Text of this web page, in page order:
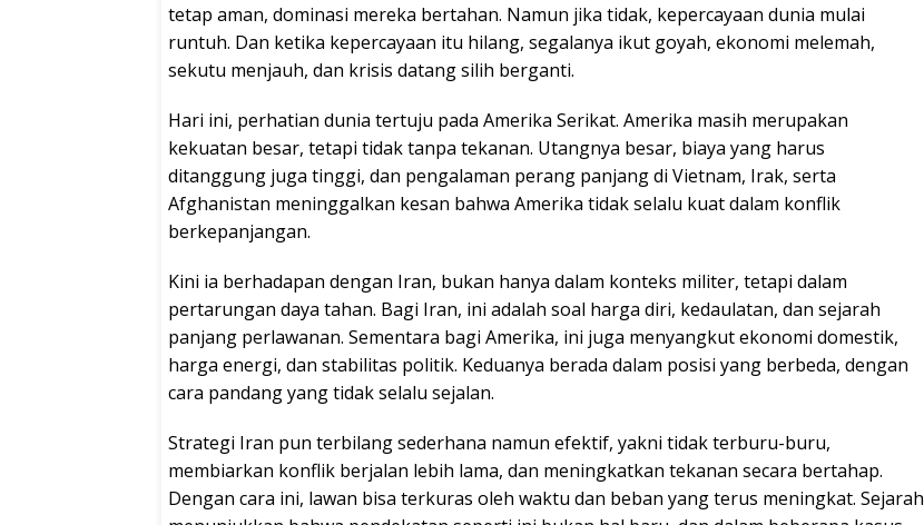
tetap aman, dominasi mereka bertahan. Namun jika tidak, kepercayaan dunia mulai
runtuh. Dan ketika kepercayaan itu hilang, segalanya ikut goyah, ekonomi melemah,
sekutu menjauh, dan krisis datang silih berganti.
Hari ini, perhatian dunia tertuju pada Amerika Serikat. Amerika masih merupakan
kekuatan besar, tetapi tidak tanpa tekanan. Utangnya besar, biaya yang harus
ditanggung juga tinggi, dan pengalaman perang panjang di Vietnam, Irak, serta
Afghanistan meninggalkan kesan bahwa Amerika tidak selalu kuat dalam konflik
berkepanjangan.
Kini ia berhadapan dengan Iran, bukan hanya dalam konteks militer, tetapi dalam
pertarungan daya tahan. Bagi Iran, ini adalah soal harga diri, kedaulatan, dan sejarah
panjang perlawanan. Sementara bagi Amerika, ini juga menyangkut ekonomi domestik,
harga energi, dan stabilitas politik. Keduanya berada dalam posisi yang berbeda, dengan
cara pandang yang tidak selalu sejalan.
Strategi Iran pun terbilang sederhana namun efektif, yakni tidak terburu-buru,
membiarkan konflik berjalan lebih lama, dan meningkatkan tekanan secara bertahap.
Dengan cara ini, lawan bisa terkuras oleh waktu dan beban yang terus meningkat. Sejarah